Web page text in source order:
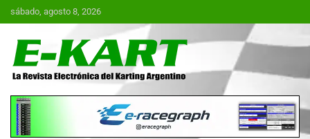
Saltar
al
sábado, agosto 8, 2026
E-Kart.com.ar | La Revista
Electrónica del Karting en